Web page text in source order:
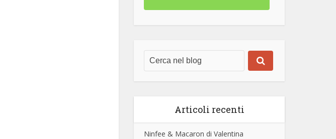
Articoli recenti
Ninfee & Macaron di Valentina